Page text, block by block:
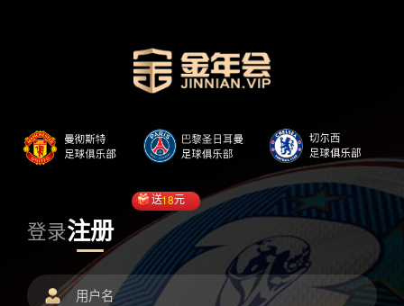
登录注册
送18元